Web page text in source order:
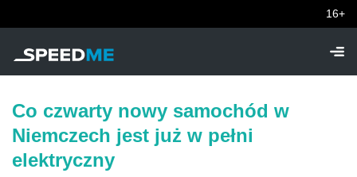
16+
Co czwarty nowy samochód w
Niemczech jest już w pełni
elektryczny